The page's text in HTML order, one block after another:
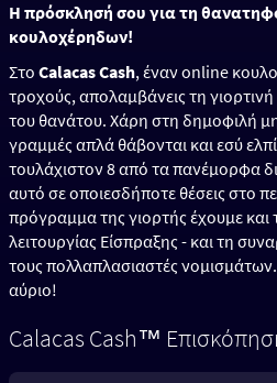
Η πρόσκλησή σου για τη
κουλοχέρηδων!
Στο Calacas Cash, έναν online
τροχούς, απολαμβάνεις τη
του θανάτου. Χάρη στη δημοφιλή
γραμμές απλά θάβονται και εσύ
τουλάχιστον 8 από τα πανέμορφα
αυτό σε οποιεσδήποτε θέσεις στο
πρόγραμμα της γιορτής έχουμε και
λειτουργίας Είσπραξης - και τη
τους πολλαπλασιαστές
αύριο!
Calacas Cash™